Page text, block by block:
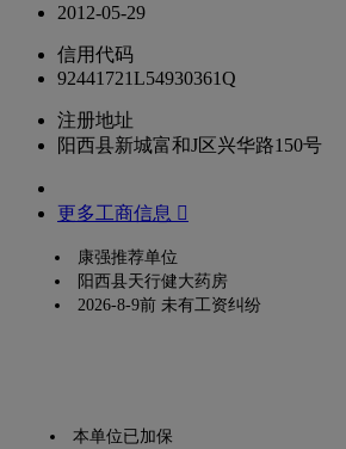
2012-05-29
信用代码
92441721L54930361Q
注册地址
阳西县新城富和J区兴华路150号
更多工商信息 
康强推荐单位
阳西县天行健大药房
2026-8-9前 未有工资纠纷
本单位已加保